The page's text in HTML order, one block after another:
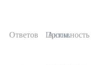
Ответов Просм.
Активность